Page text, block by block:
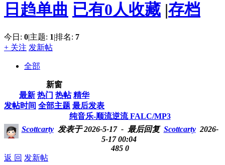
日趋单曲 已有0人收藏 |存档
今日: 0|主题: 1|排名: 7
+ 关注 发新帖
全部
新窗
最新 热门 热帖 精华
发帖时间 全部主题 最后发表
纯音乐-顺流逆流 FALC/MP3
Scottcarty发表于 2026-5-17- 最后回复 Scottcarty2026-
5-17 00:04
485 0
返 回 发新帖